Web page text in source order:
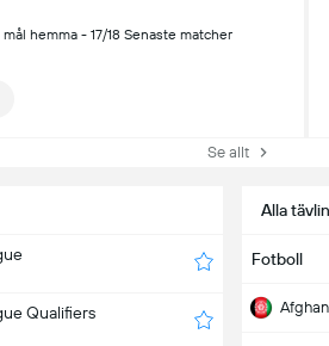
hemma - 17/18 Senaste matcher
Se allt
Qualifiers
Alla
Fotboll